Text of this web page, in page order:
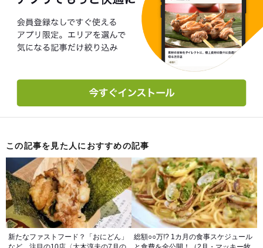
この記事を見た人におすすめの記事
新たなファストフード？「おにどん」
総額○○万!? 1カ月の食事スケジュール